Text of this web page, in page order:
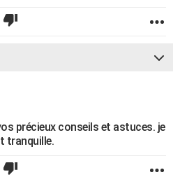
précieux conseils et astuces. je
tranquille.